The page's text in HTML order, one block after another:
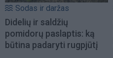
Sodas ir daržas
Didelių ir saldžių
pomidorų paslaptis: ką
būtina padaryti rugpjūtį